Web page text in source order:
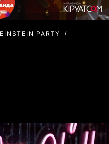
EINSTEIN PARTY